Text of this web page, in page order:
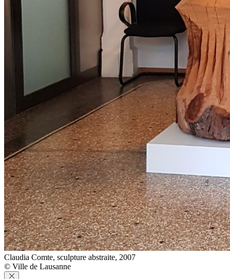
Claudia Comte, sculpture abstraite, 2007
© Ville de Lausanne